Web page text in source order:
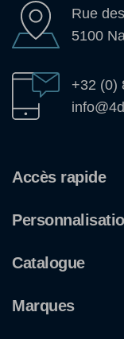
Rue
5100
+32 (0)
Accès rapide
Catalogue
Marques